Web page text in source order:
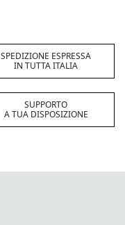
SPEDIZIONE ESPRESSA
IN TUTTA ITALIA
SUPPORTO
A TUA DISPOSIZIONE